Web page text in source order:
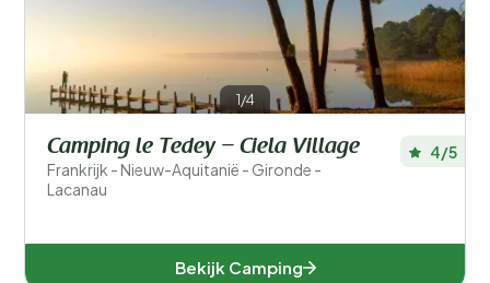
1/4
Camping le Tedey – Ciela Village
Frankrijk - Nieuw-Aquitanië - Gironde -
Lacanau
4/5
Bekijk Camping